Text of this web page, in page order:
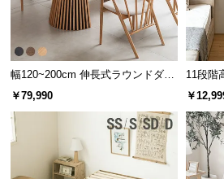
幅120~200cm 伸長式ラウンドダイ
ニングテーブル 6人掛け 天然木突
板 美しい格子デザイン
￥79,990
11段階
キャス
￥